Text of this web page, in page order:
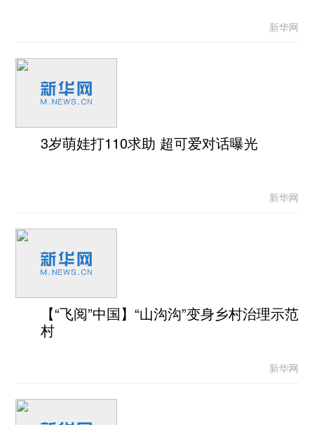
新华网
3岁萌娃打110求助 超可爱对话曝光
新华网
【“飞阅”中国】“山沟沟”变身乡村治理示范
村
新华网